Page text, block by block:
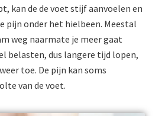
kan de de voet stijf aanvoelen en
pijn onder het hielbeen. Meestal
weg naarmate je meer gaat
belasten, dus langere tijd lopen,
toe. De pijn kan soms
van de voet.